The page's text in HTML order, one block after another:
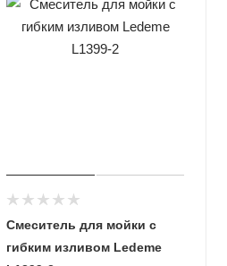
Смеситель для мойки с
гибким изливом Ledeme